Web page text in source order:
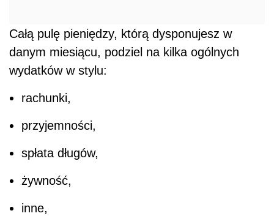
Całą pulę pieniędzy, którą dysponujesz w
danym miesiącu, podziel na kilka ogólnych
wydatków w stylu:
rachunki,
przyjemności,
spłata długów,
żywność,
inne,